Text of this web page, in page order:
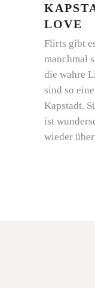
LOVE
Flirts gibt
manchmal
die wahre
sind so
Kapstadt.
ist
wieder